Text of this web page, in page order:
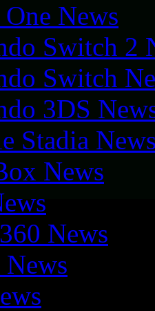
News
Switch 2
Switch
3DS
Stadia
News
News